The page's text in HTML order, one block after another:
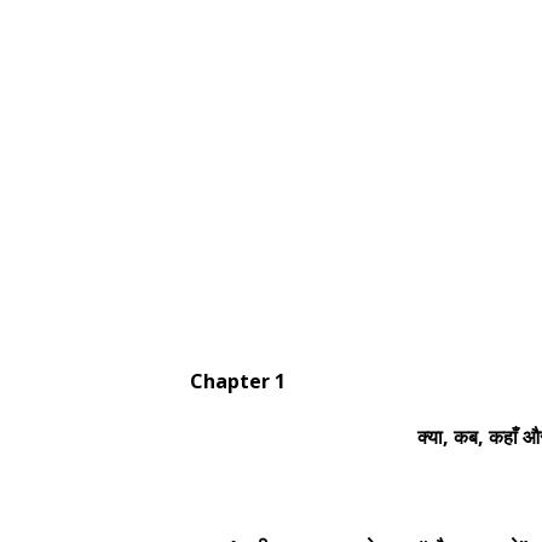
Chapter 1
क्या, कब, कहाँ और